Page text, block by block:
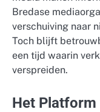
Bredase
verschuiving naar
Toch blijft
een tijd waarin
verspreiden.
Het